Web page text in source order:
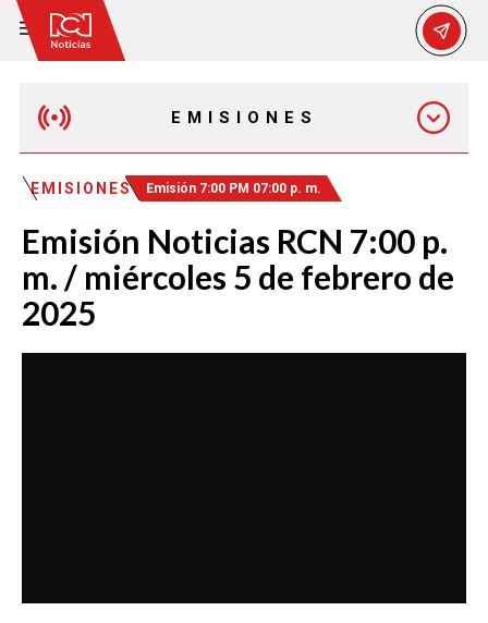
EMISIONES
EMISIÓN 12:30 PM
EMISIÓN 7:00 PM
EMISIONES Emisión 7:00 PM 07:00 p. m.
Emisión Noticias RCN 7:00 p.
m. / miércoles 5 de febrero de
2025